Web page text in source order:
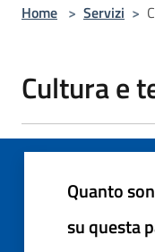
Home > Servizi >
Cultura e
Quanto
su questa